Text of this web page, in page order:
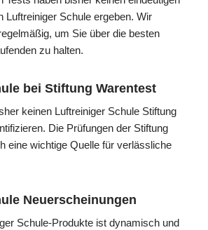
Luftreiniger Schule ergeben. Wir
um Sie über die besten
zu halten.
bei Stiftung Warentest
keinen Luftreiniger Schule Stiftung
Die Prüfungen der Stiftung
eine wichtige Quelle für verlässliche
Neuerscheinungen
Schule-Produkte ist dynamisch und